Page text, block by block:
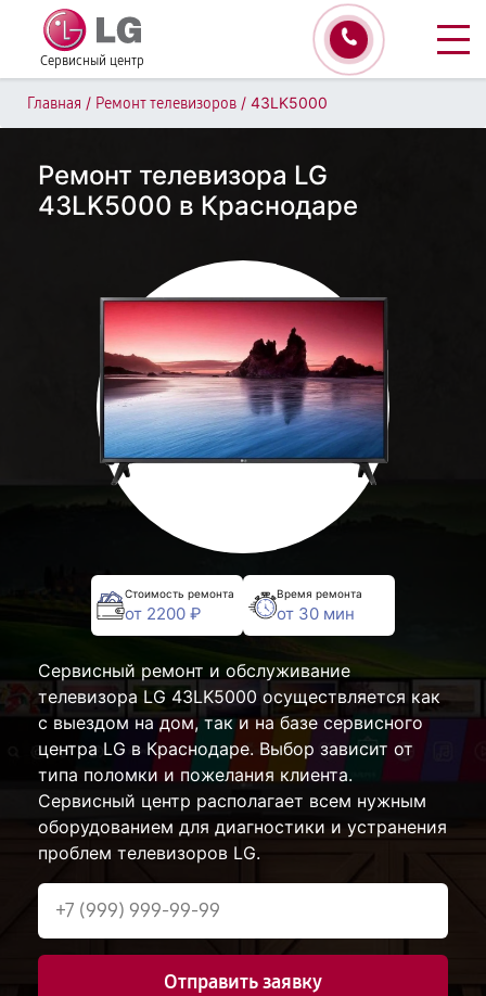
Сервисный центр
Главная / Ремонт телевизоров / 43LK5000
Ремонт телевизора LG
43LK5000 в Краснодаре
Стоимость ремонта
от 2200 ₽
Время ремонта
от 30 мин
Сервисный ремонт и обслуживание
телевизора LG 43LK5000 осуществляется как
с выездом на дом, так и на базе сервисного
центра LG в Краснодаре. Выбор зависит от
типа поломки и пожелания клиента.
Сервисный центр располагает всем нужным
оборудованием для диагностики и устранения
проблем телевизоров LG.
Отправить заявку